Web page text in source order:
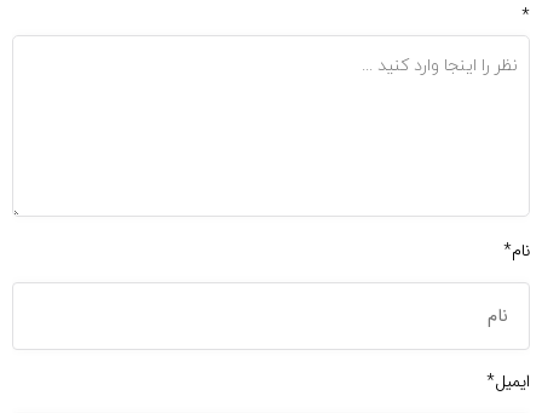
*
نام*
ایمیل*